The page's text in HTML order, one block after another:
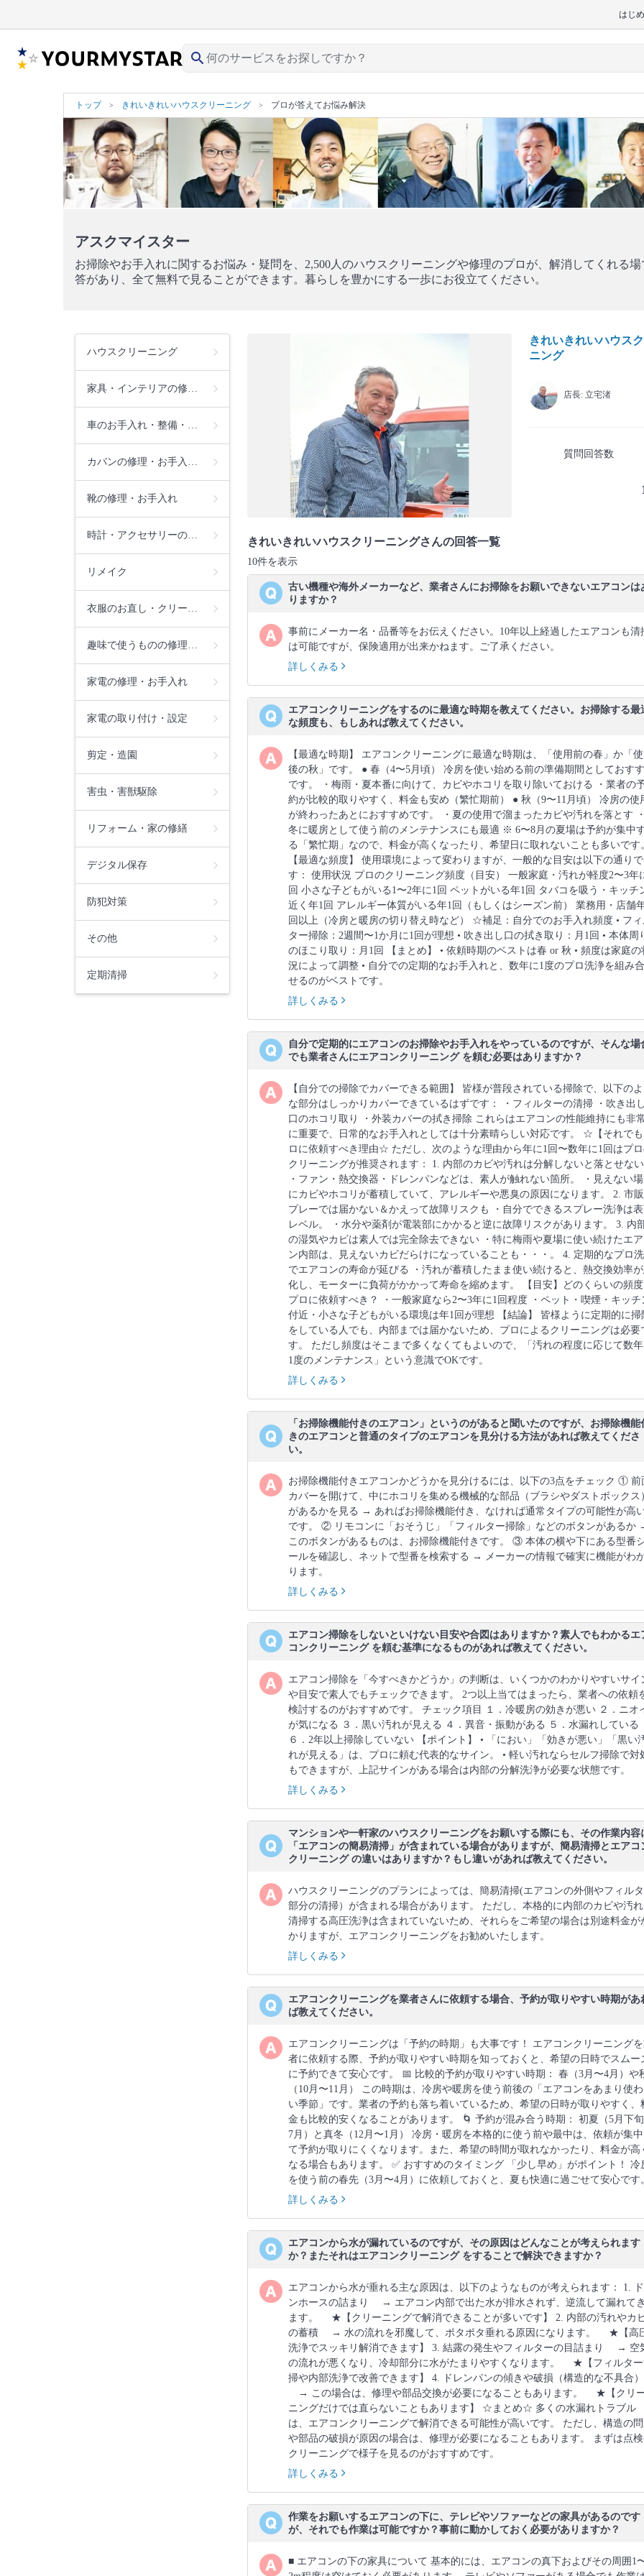
はじ
search
トップ きれいきれいハウスクリーニング プロが答えてお悩み解決
アスクマイスター
お掃除やお手入れに関するお悩み・疑問を、2,500人のハウスクリーニングや修理のプロが、解消してくれる
答があり、全て無料で見ることができます。暮らしを豊かにする一歩にお役立てください。
ハウスクリーニング
家具・インテリアの修…
車のお手入れ・整備・…
カバンの修理・お手入…
靴の修理・お手入れ
時計・アクセサリーの…
リメイク
衣服のお直し・クリー…
趣味で使うものの修理…
家電の修理・お手入れ
家電の取り付け・設定
剪定・造園
害虫・害獣駆除
リフォーム・家の修繕
デジタル保存
防犯対策
その他
定期清掃
きれいきれいハウス
ニング
店長: 立宅渚
質問回答数
きれいきれいハウスクリーニングさんの回答一覧
10件を表示
古い機種や海外メーカーなど、業者さんにお掃除をお願いできないエアコンは
りますか？
事前にメーカー名・品番等をお伝えください。10年以上経過したエアコンも清
は可能ですが、保険適用が出来かねます。ご了承ください。
詳しくみる
エアコンクリーニングをするのに最適な時期を教えてください。お掃除する最
な頻度も、もしあれば教えてください。
【最適な時期】 エアコンクリーニングに最適な時期は、「使用前の春」か「使
後の秋」です。 ● 春（4〜5月頃） 冷房を使い始める前の準備期間としておす
です。 ・梅雨・夏本番に向けて、カビやホコリを取り除いておける ・業者の
約が比較的取りやすく、料金も安め（繁忙期前） ● 秋（9〜11月頃） 冷房の使
が終わったあとにおすすめです。 ・夏の使用で溜まったカビや汚れを落とす ・
冬に暖房として使う前のメンテナンスにも最適 ※ 6〜8月の夏場は予約が集中
る「繁忙期」なので、料金が高くなったり、希望日に取れないことも多いです
【最適な頻度】 使用環境によって変わりますが、一般的な目安は以下の通りで
す： 使用状況 プロのクリーニング頻度（目安） 一般家庭・汚れが軽度2〜3年
回 小さな子どもがいる1〜2年に1回 ペットがいる年1回 タバコを吸う・キッチ
近く年1回 アレルギー体質がいる年1回（もしくはシーズン前） 業務用・店舗
回以上（冷房と暖房の切り替え時など） ☆補足：自分でのお手入れ頻度 • フ
ター掃除：2週間〜1か月に1回が理想 • 吹き出し口の拭き取り：月1回 • 本体周
のほこり取り：月1回 【まとめ】 • 依頼時期のベストは春 or 秋 • 頻度は家庭の
況によって調整 • 自分での定期的なお手入れと、数年に1度のプロ洗浄を組み
せるのがベストです。
詳しくみる
自分で定期的にエアコンのお掃除やお手入れをやっているのですが、そんな場
でも業者さんにエアコンクリーニング を頼む必要はありますか？
【自分での掃除でカバーできる範囲】 皆様が普段されている掃除で、以下のよ
な部分はしっかりカバーできているはずです： ・フィルターの清掃 ・吹き出し
口のホコリ取り ・外装カバーの拭き掃除 これらはエアコンの性能維持にも非常
に重要で、日常的なお手入れとしては十分素晴らしい対応です。 ☆【それで
ロに依頼すべき理由☆ ただし、次のような理由から年に1回〜数年に1回はプ
クリーニングが推奨されます： 1. 内部のカビや汚れは分解しないと落とせない
・ファン・熱交換器・ドレンパンなどは、素人が触れない箇所。 ・見えない
にカビやホコリが蓄積していて、アレルギーや悪臭の原因になります。 2. 市
プレーでは届かない＆かえって故障リスクも ・自分でできるスプレー洗浄は
レベル。 ・水分や薬剤が電装部にかかると逆に故障リスクがあります。 3. 内
の湿気やカビは素人では完全除去できない ・特に梅雨や夏場に使い続けたエア
ン内部は、見えないカビだらけになっていることも・・・。 4. 定期的なプロ
でエアコンの寿命が延びる ・汚れが蓄積したまま使い続けると、熱交換効率
化し、モーターに負荷がかかって寿命を縮めます。 【目安】どのくらいの頻
プロに依頼すべき？ ・一般家庭なら2〜3年に1回程度 ・ペット・喫煙・キッチ
付近・小さな子どもがいる環境は年1回が理想 【結論】 皆様ように定期的に掃
をしている人でも、内部までは届かないため、プロによるクリーニングは必要
す。 ただし頻度はそこまで多くなくてもよいので、「汚れの程度に応じて数年
1度のメンテナンス」という意識でOKです。
詳しくみる
「お掃除機能付きのエアコン」というのがあると聞いたのですが、お掃除機能
きのエアコンと普通のタイプのエアコンを見分ける方法があれば教えてくださ
い。
お掃除機能付きエアコンかどうかを見分けるには、以下の3点をチェック ① 前
カバーを開けて、中にホコリを集める機械的な部品（ブラシやダストボックス
があるかを見る → あればお掃除機能付き、なければ通常タイプの可能性が高
です。 ② リモコンに「おそうじ」「フィルター掃除」などのボタンがあるか
このボタンがあるものは、お掃除機能付きです。 ③ 本体の横や下にある型番
ールを確認し、ネットで型番を検索する → メーカーの情報で確実に機能がわ
ります。
詳しくみる
エアコン掃除をしないといけない目安や合図はありますか？素人でもわかるエ
コンクリーニング を頼む基準になるものがあれば教えてください。
エアコン掃除を「今すべきかどうか」の判断は、いくつかのわかりやすいサイ
や目安で素人でもチェックできます。 2つ以上当てはまったら、業者への依頼
検討するのがおすすめです。 チェック項目 １．冷暖房の効きが悪い ２．ニオ
が気になる ３．黒い汚れが見える ４．異音・振動がある ５．水漏れしている
６．2年以上掃除していない 【ポイント】 • 「におい」「効きが悪い」「黒い
れが見える」は、プロに頼む代表的なサイン。 • 軽い汚れならセルフ掃除で対
もできますが、上記サインがある場合は内部の分解洗浄が必要な状態です。
詳しくみる
マンションや一軒家のハウスクリーニングをお願いする際にも、その作業内容
「エアコンの簡易清掃」が含まれている場合がありますが、簡易清掃とエアコ
クリーニング の違いはありますか？もし違いがあれば教えてください。
ハウスクリーニングのプランによっては、簡易清掃(エアコンの外側やフィル
部分の清掃）が含まれる場合があります。 ただし、本格的に内部のカビや汚
清掃する高圧洗浄は含まれていないため、それらをご希望の場合は別途料金が
かりますが、エアコンクリーニングをお勧めいたします。
詳しくみる
エアコンクリーニングを業者さんに依頼する場合、予約が取りやすい時期があ
ば教えてください。
エアコンクリーニングは「予約の時期」も大事です！ エアコンクリーニング
者に依頼する際、予約が取りやすい時期を知っておくと、希望の日時でスムー
に予約できて安心です。 📅 比較的予約が取りやすい時期： 春（3月〜4月）や
（10月〜11月） この時期は、冷房や暖房を使う前後の「エアコンをあまり使
い季節」です。業者の予約も落ち着いているため、希望の日時が取りやすく、
金も比較的安くなることがあります。 🌀 予約が混み合う時期： 初夏（5月下
7月）と真冬（12月〜1月） 冷房・暖房を本格的に使う前や最中は、依頼が集中
て予約が取りにくくなります。また、希望の時間が取れなかったり、料金が高
なる場合もあります。 ✅ おすすめのタイミング 「少し早め」がポイント！ 冷
を使う前の春先（3月〜4月）に依頼しておくと、夏も快適に過ごせて安心です
詳しくみる
エアコンから水が漏れているのですが、その原因はどんなことが考えられます
か？またそれはエアコンクリーニング をすることで解決できますか？
エアコンから水が垂れる主な原因は、以下のようなものが考えられます： 1.
ンホースの詰まり → エアコン内部で出た水が排水されず、逆流して漏れてき
ます。 ★【クリーニングで解消できることが多いです】 2. 内部の汚れやカ
の蓄積 → 水の流れを邪魔して、ポタポタ垂れる原因になります。 ★【高
洗浄でスッキリ解消できます】 3. 結露の発生やフィルターの目詰まり → 空
の流れが悪くなり、冷却部分に水がたまりやすくなります。 ★【フィルタ
掃や内部洗浄で改善できます】 4. ドレンパンの傾きや破損（構造的な不具合）
→ この場合は、修理や部品交換が必要になることもあります。 ★【クリ
ニングだけでは直らないこともあります】 ☆まとめ☆ 多くの水漏れトラブル
は、エアコンクリーニングで解消できる可能性が高いです。 ただし、構造の
や部品の破損が原因の場合は、修理が必要になることもあります。 まずは点
クリーニングで様子を見るのがおすすめです。
詳しくみる
作業をお願いするエアコンの下に、テレビやソファーなどの家具があるのです
が、それでも作業は可能ですか？事前に動かしておく必要がありますか？
■ エアコンの下の家具について 基本的には、エアコンの真下およびその周囲1